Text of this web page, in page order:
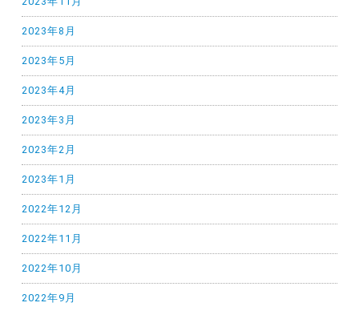
2023年8月
2023年5月
2023年4月
2023年3月
2023年2月
2023年1月
2022年12月
2022年11月
2022年10月
2022年9月